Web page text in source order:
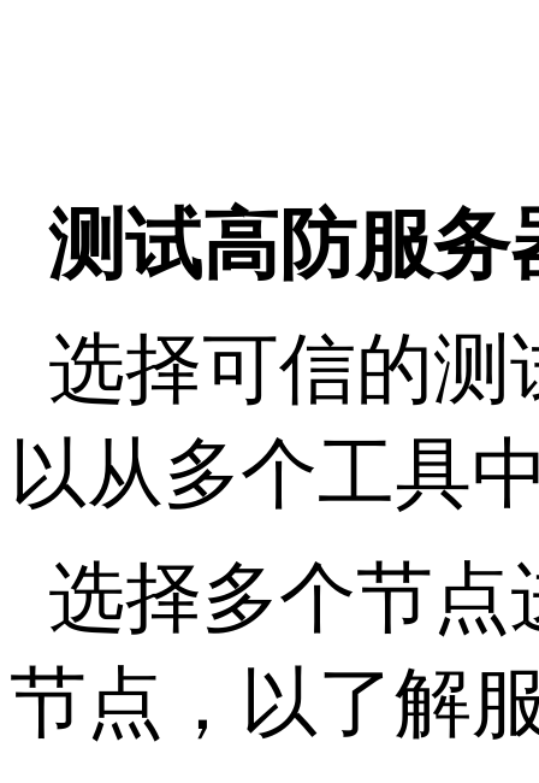
测试高防服务
选择可信的测
以从多个工具
选择多个节点
节点，以了解